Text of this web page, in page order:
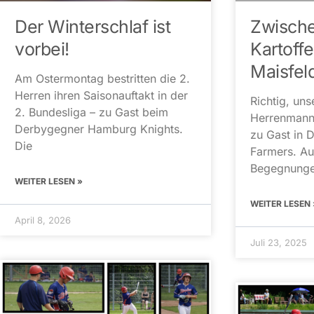
Der Winterschlaf ist
vorbei!
Am Ostermontag bestritten die 2.
Herren ihren Saisonauftakt in der
2. Bundesliga – zu Gast beim
Derbygegner Hamburg Knights.
Die
WEITER LESEN »
April 8, 2026
Richtig,
zu Gast in
Farmers.
WEITER LESEN
Juli 23, 2025